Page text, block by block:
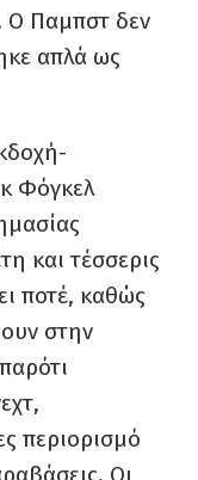
Ο Παμπστ δεν
απλά ως
Φόγκελ
και τέσσερις
ποτέ, καθώς
στην
περιορισμό